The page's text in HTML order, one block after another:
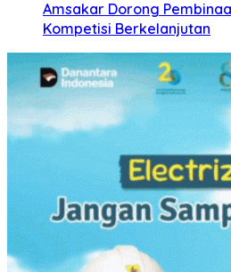
Amsakar Dorong
Kompetisi Berkelanjutan